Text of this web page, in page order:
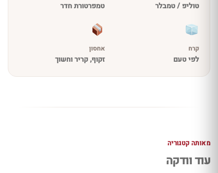
טוליפ / טמבלר טמפרטורת חדר
קרח
לפי טעם
אחסון
זקוף, קריר וחשוך
מאותה קטגוריה
עוד וודקה